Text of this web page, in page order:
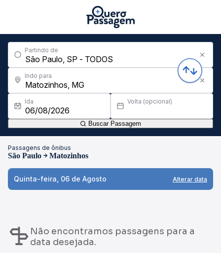
Partindo de
Indo para
Ida Volta (opcional)
Buscar Passagem
Passagens de ônibus
São Paulo Matozinhos
Quinta-feira, 06 de Agosto Alterar data
Não encontramos passagens para a
data desejada.